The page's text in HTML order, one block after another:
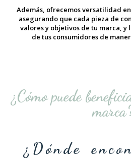
Además, ofrecemos versatilidad
asegurando que cada pieza de
valores y objetivos de tu marca,
de tus consumidores de
¿Cómo puede
¿Dónde